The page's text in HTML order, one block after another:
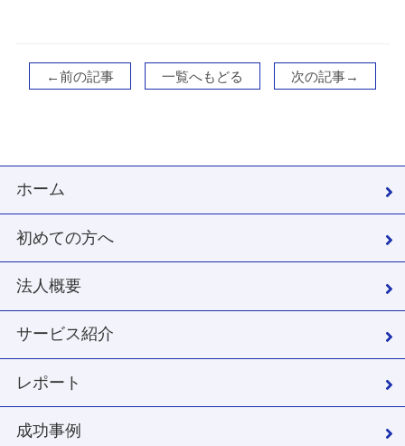
←前の記事 一覧へもどる 次の記事→
ホーム
初めての方へ
法人概要
サービス紹介
レポート
成功事例